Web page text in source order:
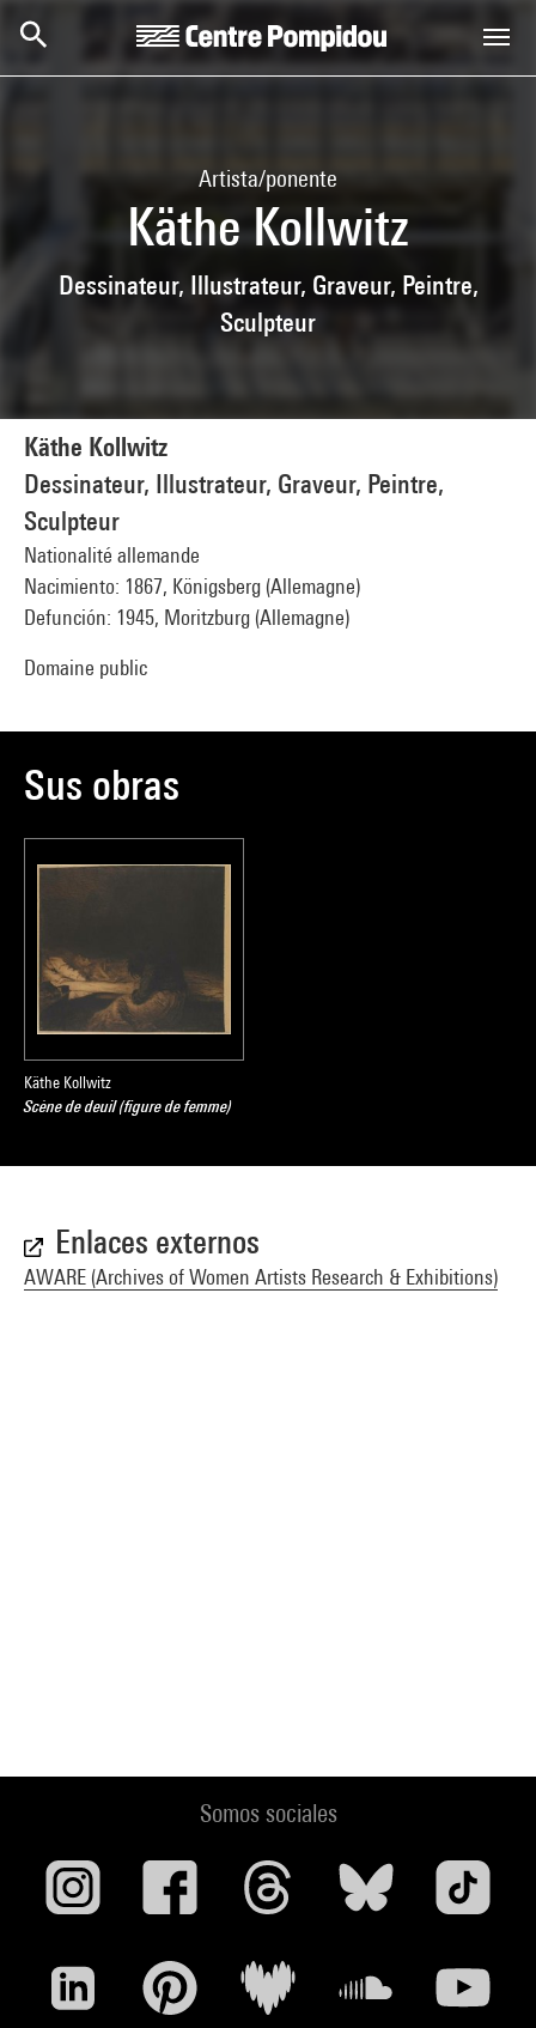
Artista/ponente
Käthe Kollwitz
Dessinateur, Illustrateur, Graveur, Peintre,
Sculpteur
Käthe Kollwitz
Dessinateur, Illustrateur, Graveur, Peintre,
Sculpteur
Nationalité allemande
Nacimiento: 1867, Königsberg (Allemagne)
Defunción: 1945, Moritzburg (Allemagne)
Domaine public
Sus obras
Käthe Kollwitz
Scène de deuil (figure de femme)
Enlaces externos
AWARE (Archives of Women Artists Research & Exhibitions)
Somos sociales